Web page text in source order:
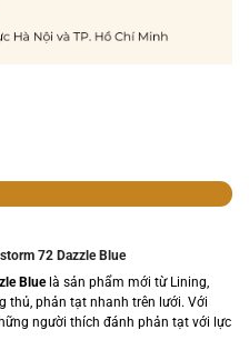
72 Dazzle Blue
Bluelà sản phẩm mới từ Lining,
thủ, phản tạt nhanh trên lưới. Với
người thích đánh phản tạt với lực